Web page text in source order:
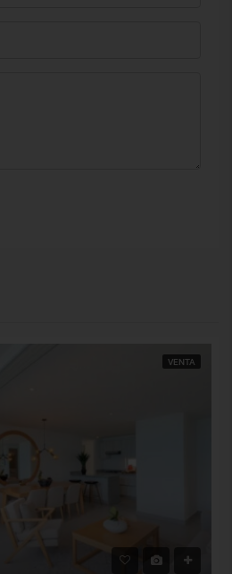
VENTA